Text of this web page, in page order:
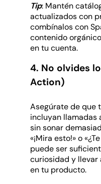
Tip: Mantén
actualizados con
combínalos con
contenido
en tu cuenta.
4. No olvides
Action)
Asegúrate de que
incluyan llamadas
sin sonar
«¡Mira esto!» o
puede ser
curiosidad y llevar
en tu producto.